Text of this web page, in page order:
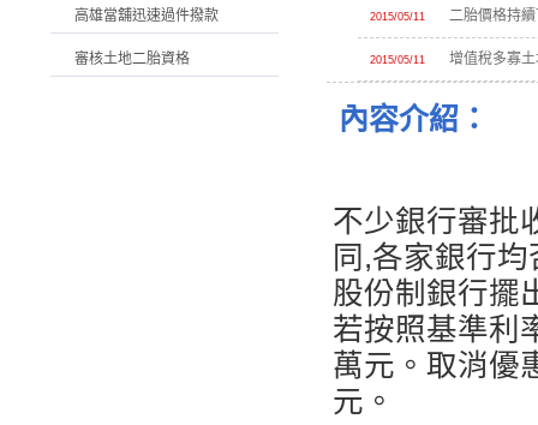
高雄當舖迅速過件撥款
審核土地二胎資格
2015/05/11 二胎價格持
2015/05/11 增值稅多寡
內容介紹：
不少銀行審批
同,各家銀行
股份制銀行擺
若按照基準利
萬元。取消優
元。